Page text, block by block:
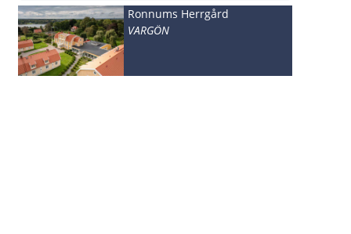
Ronnums Herrgård
VARGÖN